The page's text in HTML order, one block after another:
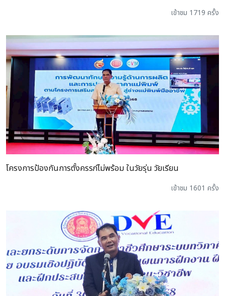
เข้าชม 1719 ครั้ง
โครงการป้องกันการตั้งครรภ์ไม่พร้อม ในวัยรุ่น วัยเรียน
เข้าชม 1601 ครั้ง